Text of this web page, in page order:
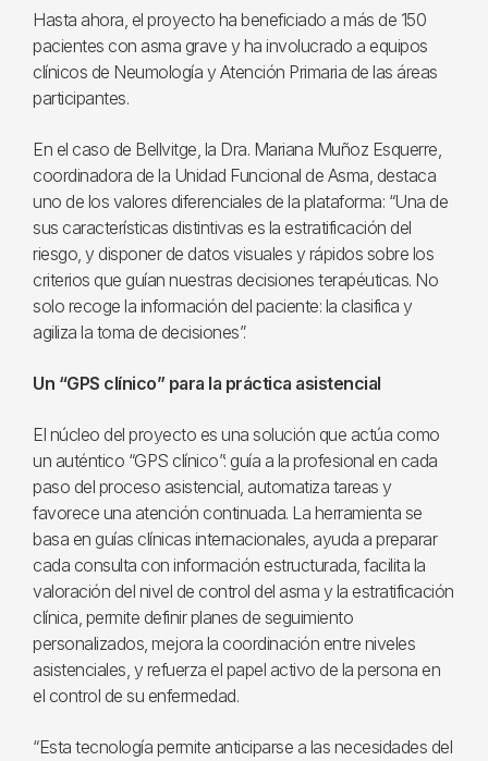
Hasta ahora, el proyecto ha beneficiado a más de 150
pacientes con asma grave y ha involucrado a equipos
clínicos de Neumología y Atención Primaria de las áreas
participantes.
En el caso de Bellvitge, la Dra. Mariana Muñoz Esquerre,
coordinadora de la Unidad Funcional de Asma, destaca
uno de los valores diferenciales de la plataforma: “Una de
sus características distintivas es la estratificación del
riesgo, y disponer de datos visuales y rápidos sobre los
criterios que guían nuestras decisiones terapéuticas. No
solo recoge la información del paciente: la clasifica y
agiliza la toma de decisiones”.
Un “GPS clínico” para la práctica asistencial
El núcleo del proyecto es una solución que actúa como
un auténtico “GPS clínico”: guía a la profesional en cada
paso del proceso asistencial, automatiza tareas y
favorece una atención continuada. La herramienta se
basa en guías clínicas internacionales, ayuda a preparar
cada consulta con información estructurada, facilita la
valoración del nivel de control del asma y la estratificación
clínica, permite definir planes de seguimiento
personalizados, mejora la coordinación entre niveles
asistenciales, y refuerza el papel activo de la persona en
el control de su enfermedad.
“Esta tecnología permite anticiparse a las necesidades del